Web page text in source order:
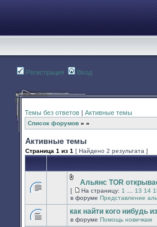
Регистрация Вход
Темы без ответов | Активные темы
Список форумов » »
Активные темы
Страница 1 из 1 [ Найдено 2 результата ]
Вложения
Альянс TOR
[
На
страницу
На страницу: 1 13 14
в форуме Представление
как найти кого нибудь
в форуме Помощь новичкам